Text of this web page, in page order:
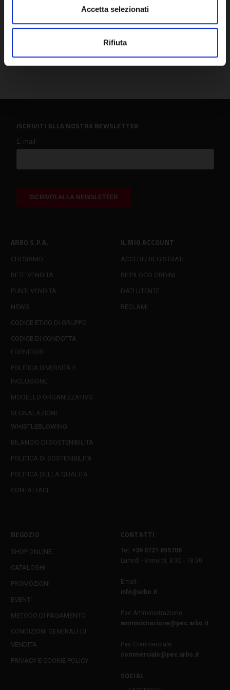
Accetta selezionati
Rifiuta
ARBO S.P.A.
CHI SIAMO
RETE VENDITA
PUNTI VENDITA
NEWS
CODICE ETICO DI GRUPPO
CODICE DI CONDOTTA
FORNITORI
POLITICA DIVERSITÀ E
INCLUSIONE
MODELLO ORGANIZZATIVO
SEGNALAZIONI
WHISTLEBLOWING
BILANCIO DI SOSTENIBILITÀ
POLITICA DI SOSTENIBILITÀ
POLITICA DELLA QUALITÀ
CONTATTACI
IL MIO ACCOUNT
ACCEDI / REGISTRATI
RIEPILOGO ORDINI
DATI UTENTE
RECLAMI
NEGOZIO
SHOP ONLINE
CATALOGHI
PROMOZIONI
EVENTI
METODO DI PAGAMENTO
CONDIZIONI GENERALI DI
VENDITA
PRIVACY E COOKIE POLICY
CONTATTI
Tel:
+39 0721 855706
Lunedì - Venerdì, 8:30 - 18:30
Email:
info@arbo.it
Pec Amministrazione:
amministrazione@pec.arbo.it
Pec Commerciale:
commerciale@pec.arbo.it
SOCIAL
ISCRIVITI ALLA NOSTRA NEWSLETTER